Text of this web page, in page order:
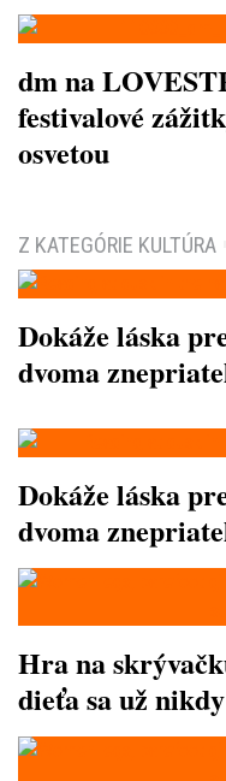
dm na
festivalové
osvetou
Z KATEGÓRIE KULTÚRA
Dokáže láska
dvoma
Dokáže láska
dvoma
Hra na
dieťa sa už